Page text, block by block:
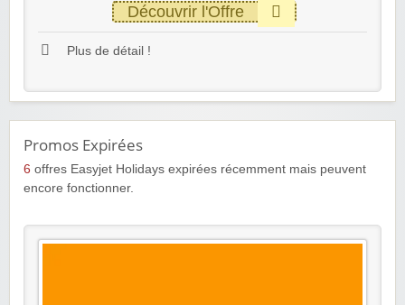
Découvrir l'Offre
Plus de détail !
Promos Expirées
6 offres Easyjet Holidays expirées récemment mais peuvent
encore fonctionner.